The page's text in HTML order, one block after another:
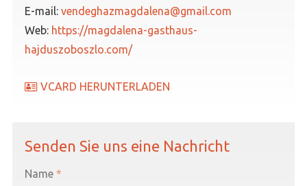
E-mail: vendeghazmagdalena@gmail.com
Web: https://magdalena-gasthaus-
hajduszoboszlo.com/
VCARD HERUNTERLADEN
Senden Sie uns eine Nachricht
Name *